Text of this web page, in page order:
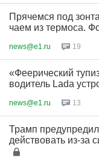
Прячемся под
чаем из термоса.
news@e1.ru 19
«Феерический
водитель Lada
news@e1.ru 13
Трамп
действовать из-за